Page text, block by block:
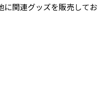
に関連グッズを販売してお